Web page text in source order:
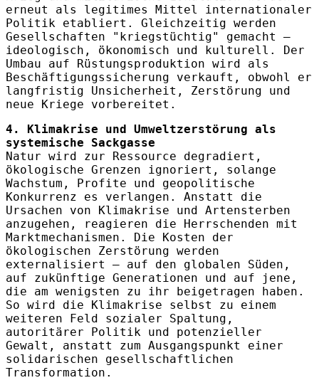
erneut als legitimes Mittel internationaler
Politik etabliert. Gleichzeitig werden
Gesellschaften "kriegstüchtig" gemacht –
ideologisch, ökonomisch und kulturell. Der
Umbau auf Rüstungsproduktion wird als
Beschäftigungssicherung verkauft, obwohl er
langfristig Unsicherheit, Zerstörung und
neue Kriege vorbereitet.
4. Klimakrise und Umweltzerstörung als
systemische Sackgasse
Natur wird zur Ressource degradiert,
ökologische Grenzen ignoriert, solange
Wachstum, Profite und geopolitische
Konkurrenz es verlangen. Anstatt die
Ursachen von Klimakrise und Artensterben
anzugehen, reagieren die Herrschenden mit
Marktmechanismen. Die Kosten der
ökologischen Zerstörung werden
externalisiert – auf den globalen Süden,
auf zukünftige Generationen und auf jene,
die am wenigsten zu ihr beigetragen haben.
So wird die Klimakrise selbst zu einem
weiteren Feld sozialer Spaltung,
autoritärer Politik und potenzieller
Gewalt, anstatt zum Ausgangspunkt einer
solidarischen gesellschaftlichen
Transformation.